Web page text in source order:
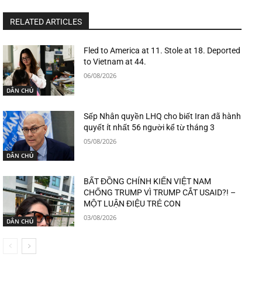
RELATED ARTICLES
DÂN CHỦ
Fled to America at 11. Stole at 18. Deported
to Vietnam at 44.
06/08/2026
DÂN CHỦ
Sếp Nhân quyền LHQ cho biết Iran đã hành
quyết ít nhất 56 người kể từ tháng 3
05/08/2026
DÂN CHỦ
BẤT ĐỒNG CHÍNH KIẾN VIỆT NAM
CHỐNG TRUMP VÌ TRUMP CẮT USAID?! –
MỘT LUẬN ĐIỆU TRẺ CON
03/08/2026